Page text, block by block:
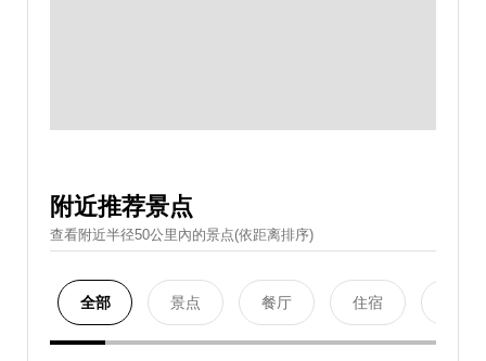
附近推荐景点
查看附近半径50公里內的景点(依距离排序)
全部 景点 餐厅 住宿